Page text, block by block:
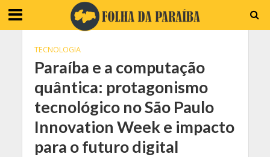
TECNOLOGIA
Paraíba e a computação
quântica: protagonismo
tecnológico no São Paulo
Innovation Week e impacto
para o futuro digital